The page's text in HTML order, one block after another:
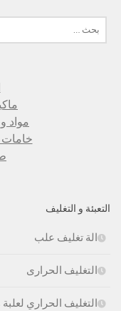
عن:
مواد
خامات
التعبئة و التغليف
الة تغليف علب
التغليف الحرارى
التغليف الحراري